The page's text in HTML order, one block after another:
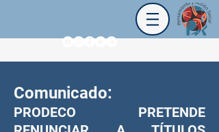
Comunicado:
PRODECO PRETENDE